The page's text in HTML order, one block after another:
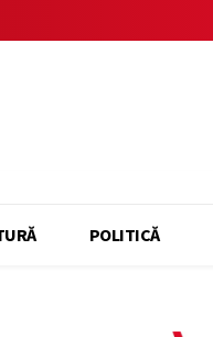
POLITICĂ